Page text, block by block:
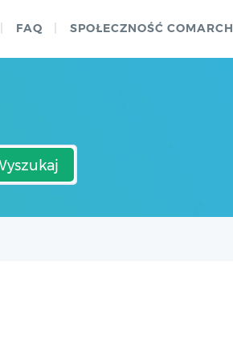
FAQ SPOŁECZNOŚĆ COMARCH